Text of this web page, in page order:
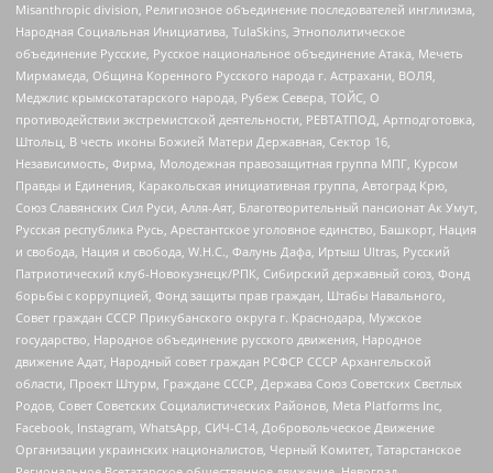
Misanthropic division, Религиозное объединение последователей инглиизма,
Народная Социальная Инициатива, TulaSkins, Этнополитическое
объединение Русские, Русское национальное объединение Атака, Мечеть
Мирмамеда, Община Коренного Русского народа г. Астрахани, ВОЛЯ,
Меджлис крымскотатарского народа, Рубеж Севера, ТОЙС, О
противодействии экстремистской деятельности, РЕВТАТПОД, Артподготовка,
Штольц, В честь иконы Божией Матери Державная, Сектор 16,
Независимость, Фирма, Молодежная правозащитная группа МПГ, Курсом
Правды и Единения, Каракольская инициативная группа, Автоград Крю,
Союз Славянских Сил Руси, Алля-Аят, Благотворительный пансионат Ак Умут,
Русская республика Русь, Арестантское уголовное единство, Башкорт, Нация
и свобода, Нация и свобода, W.H.С., Фалунь Дафа, Иртыш Ultras, Русский
Патриотический клуб-Новокузнецк/РПК, Сибирский державный союз, Фонд
борьбы с коррупцией, Фонд защиты прав граждан, Штабы Навального,
Совет граждан СССР Прикубанского округа г. Краснодара, Мужское
государство, Народное объединение русского движения, Народное
движение Адат, Народный совет граждан РСФСР СССР Архангельской
области, Проект Штурм, Граждане СССР, Держава Союз Советских Светлых
Родов, Совет Советских Социалистических Районов, Meta Platforms Inc,
Facebook, Instagram, WhatsApp, СИЧ-С14, Добровольческое Движение
Организации украинских националистов, Черный Комитет, Татарстанское